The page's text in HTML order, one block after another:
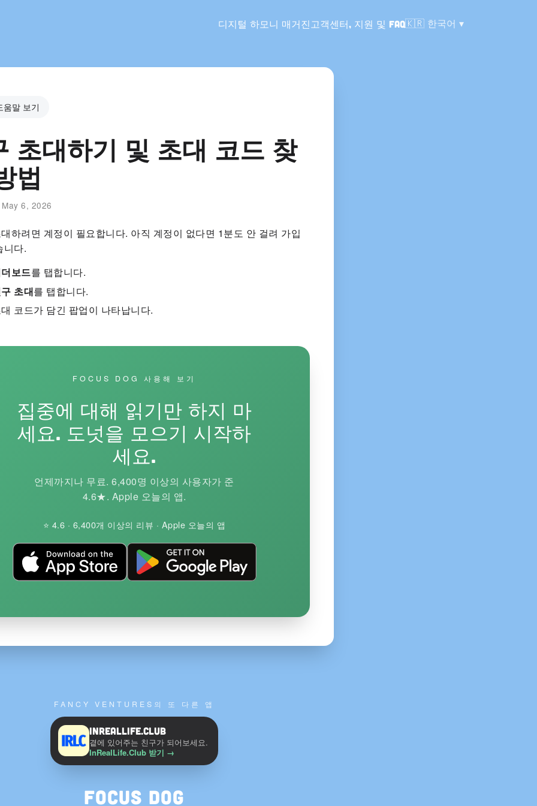
디지털 하모니 매거진 고객센터, 지원 및 FAQ🇰🇷 언어:
한국어
움말 보기
초대하기 및 초대 코드 찾
법
May 6, 2026
하려면 계정이 필요합니다. 아직 계정이 없다면 1분도 안 걸려 가입
니다.
보드를 탭합니다.
초대를 탭합니다.
코드가 담긴 팝업이 나타납니다.
FOCUS DOG 사용해 보기
집중에 대해 읽기만 하지 마
세요. 도넛을 모으기 시작하
세요.
언제까지나 무료. 6,400명 이상의 사용자가 준
4.6★. Apple 오늘의 앱.
⭐ 4.6 · 6,400개 이상의 리뷰 · Apple 오늘의 앱
FANCY VENTURES의 또 다른 앱
InRealLife.Club
곁에 있어주는 친구가 되어보세요.
InRealLife.Club 받기 →
Focus Dog